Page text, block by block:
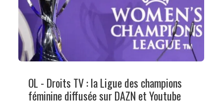
OL - Droits TV : la Ligue des champions
féminine diffusée sur DAZN et Youtube